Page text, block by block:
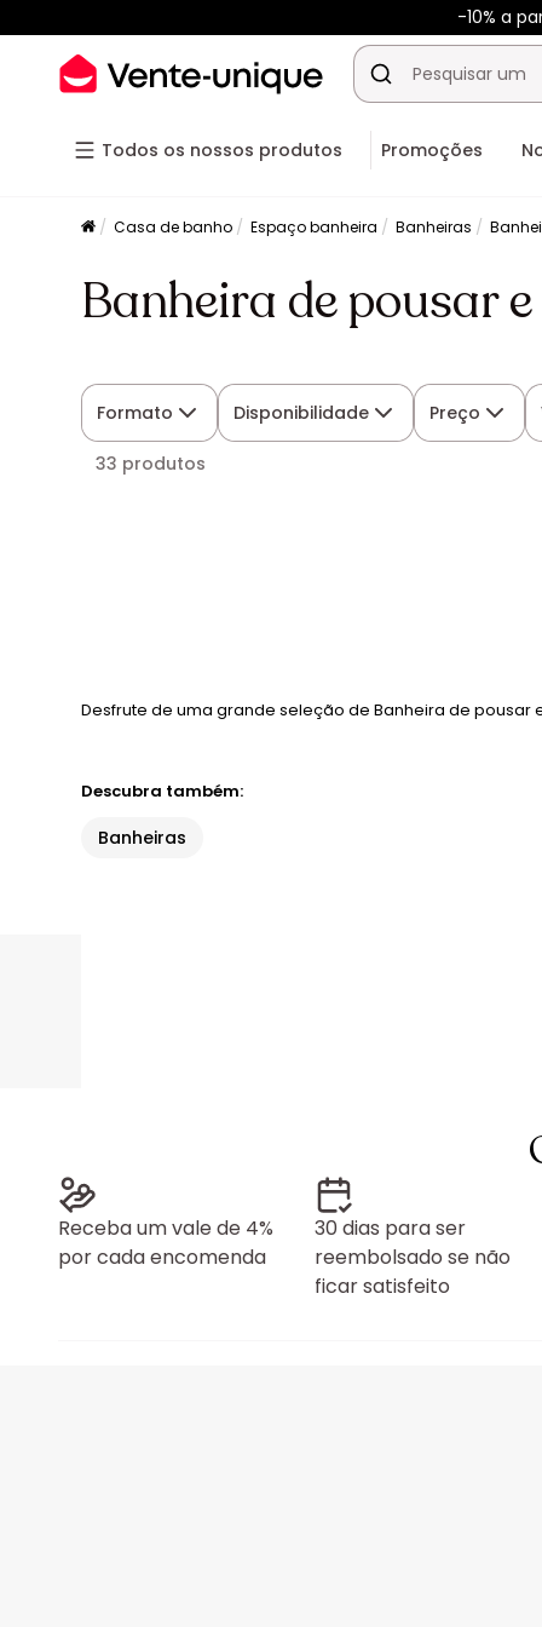
-10% a
Todos os nossos produtos Promoções
Casa de banho Espaço banheira Banheiras
Banheira de pousar
Formato Disponibilidade Preço
33 produtos
Desfrute de uma grande seleção de Banheira de
Descubra também:
Banheiras
Receba um vale de 4%
por cada encomenda
30 dias para ser
reembolsado se não
ficar satisfeito